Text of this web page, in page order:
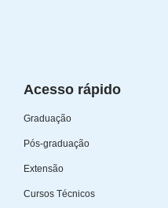
Acesso rápido
Graduação
Pós-graduação
Extensão
Cursos Técnicos